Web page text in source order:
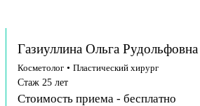
Газиуллина Ольга Рудольфовна
Косметолог • Пластический хирург
Стаж 25 лет
Стоимость приема - бесплатно